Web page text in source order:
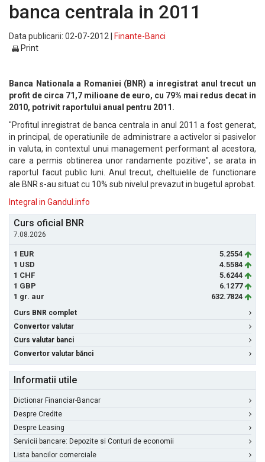
banca centrala in 2011
Data publicarii: 02-07-2012 |
Finante-Banci
Print
Banca Nationala a Romaniei (BNR) a inregistrat anul trecut un
profit de circa 71,7 milioane de euro, cu 79% mai redus decat in
2010, potrivit raportului anual pentru 2011.
"Profitul inregistrat de banca centrala in anul 2011 a fost generat,
in principal, de operatiunile de administrare a activelor si pasivelor
in valuta, in contextul unui management performant al acestora,
care a permis obtinerea unor randamente pozitive", se arata in
raportul facut public luni. Anul trecut, cheltuielile de functionare
ale BNR s-au situat cu 10% sub nivelul prevazut in bugetul aprobat.
Integral in Gandul.info
Curs oficial BNR
7.08.2026
1 EUR
5.2554
1 USD
4.5584
1 CHF
5.6244
1 GBP
6.1277
1 gr. aur
632.7824
Curs BNR complet
Convertor valutar
Curs valutar banci
Convertor valutar bănci
Informatii utile
Dictionar Financiar-Bancar
Despre Credite
Despre Leasing
Servicii bancare: Depozite si Conturi de economii
Lista bancilor comerciale